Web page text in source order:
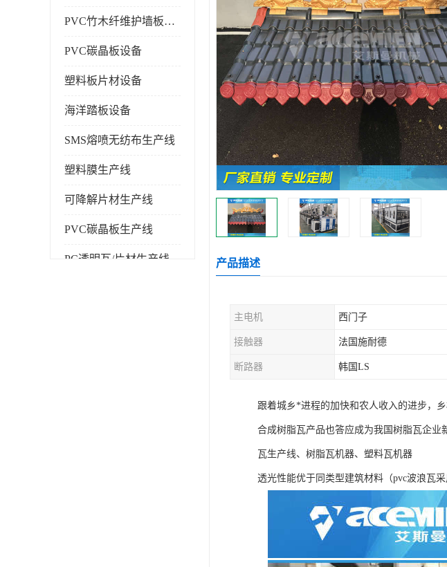
PVC竹木纤维护墙板设备
PVC碳晶板设备
塑料板片材设备
海洋踏板设备
SMS熔喷无纺布生产线
塑料膜生产线
可降解片材生产线
PVC碳晶板生产线
PC透明瓦/片材生产线 产品描述
主电机 西门子
接触器 法国施耐德
断路器 韩国LS
跟着城乡*进程的加快和农人收入的进步，
合成树脂瓦产品也答应成为我国树脂瓦企
瓦生产线、树脂瓦机器、塑料瓦机器
透光性能优于同类型建筑材料（pvc波浪瓦